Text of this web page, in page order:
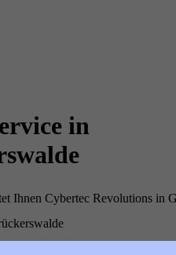
in
Ihnen Cybertec Revolutions in